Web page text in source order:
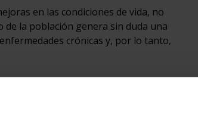
en las condiciones de vida, no
la población genera sin duda una
crónicas y, por lo tanto,
sanitario, deficitario en
desde ya. No podemos esperar
dimensionar nuestro sistema de